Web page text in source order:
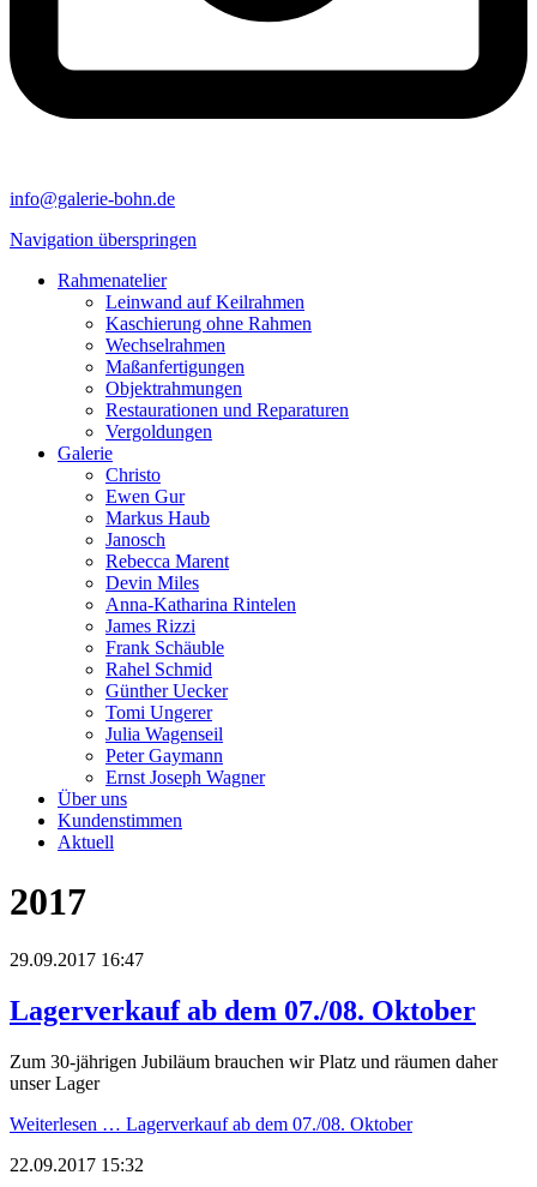
info@galerie-bohn.de
Navigation überspringen
Rahmenatelier
Leinwand auf Keilrahmen
Kaschierung ohne Rahmen
Wechselrahmen
Maßanfertigungen
Objektrahmungen
Restaurationen und Reparaturen
Vergoldungen
Galerie
Christo
Ewen Gur
Markus Haub
Janosch
Rebecca Marent
Devin Miles
Anna-Katharina Rintelen
James Rizzi
Frank Schäuble
Rahel Schmid
Günther Uecker
Tomi Ungerer
Julia Wagenseil
Peter Gaymann
Ernst Joseph Wagner
Über uns
Kundenstimmen
Aktuell
2017
29.09.2017 16:47
Lagerverkauf ab dem 07./08. Oktober
Zum 30-jährigen Jubiläum brauchen wir Platz und räumen daher
unser Lager
Weiterlesen … Lagerverkauf ab dem 07./08. Oktober
22.09.2017 15:32